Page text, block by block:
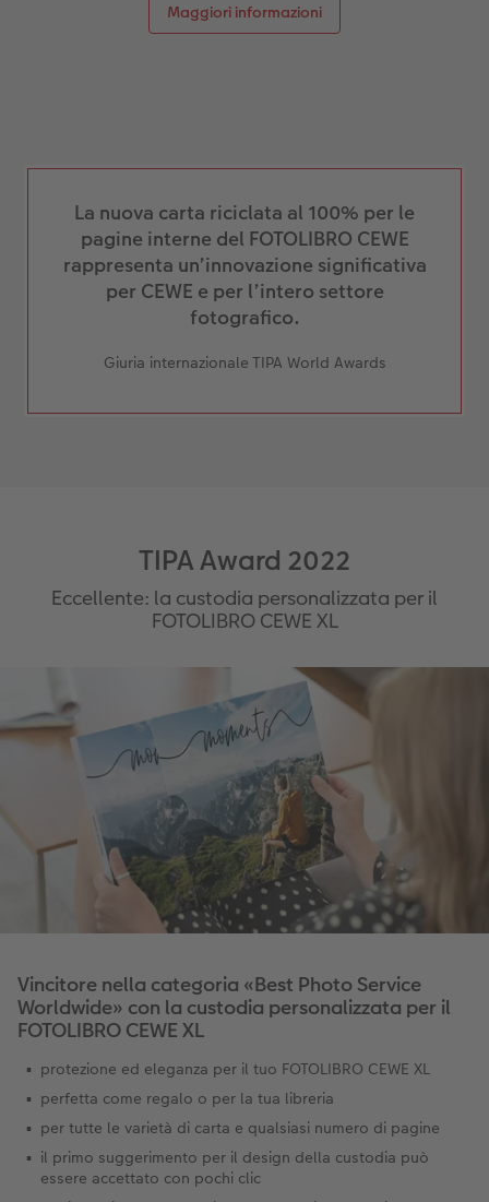
Maggiori informazioni
La nuova carta riciclata al 100% per le
pagine interne del FOTOLIBRO CEWE
rappresenta un’innovazione significativa
per CEWE e per l’intero settore
fotografico.
Giuria internazionale TIPA World Awards
TIPA Award 2022
Eccellente: la custodia personalizzata per il
FOTOLIBRO CEWE XL
Vincitore nella categoria «Best Photo Service
Worldwide» con la custodia personalizzata per il
FOTOLIBRO CEWE XL
protezione ed eleganza per il tuo FOTOLIBRO CEWE XL
perfetta come regalo o per la tua libreria
per tutte le varietà di carta e qualsiasi numero di pagine
il primo suggerimento per il design della custodia può
essere accettato con pochi clic